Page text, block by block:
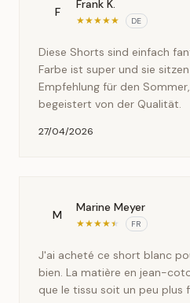
F
Frank K.
★★★★★ DE
Diese Shorts sind einfach
Farbe ist super und sie
Empfehlung für den
begeistert von der Qualität.
27/04/2026
M
Marine Meyer
★★★★★ FR
J'ai acheté ce short blanc
bien. La matière en jean-
que le tissu soit un peu plus